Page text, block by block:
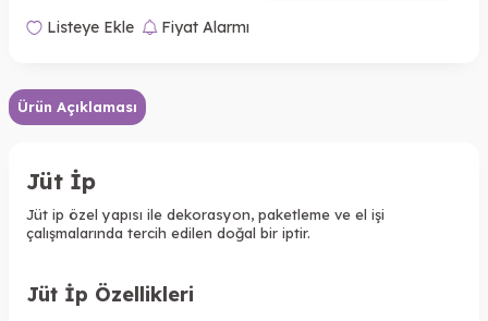
Listeye Ekle Fiyat Alarmı
Ürün Açıklaması
Jüt İp
Jüt ip özel yapısı ile dekorasyon, paketleme ve el işi
çalışmalarında tercih edilen doğal bir iptir.
Jüt İp Özellikleri